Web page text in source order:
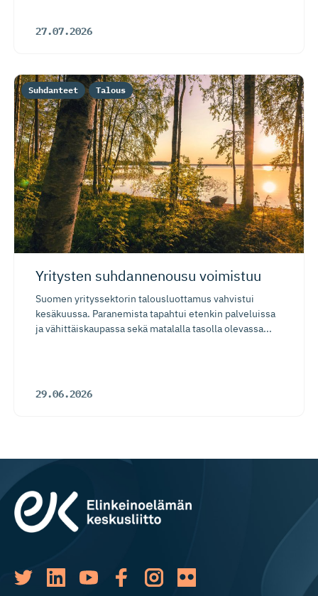
27.07.2026
Yritysten suhdannenousu voimistuu
Suomen yrityssektorin talousluottamus vahvistui
kesäkuussa. Paranemista tapahtui etenkin palveluissa
ja vähittäiskaupassa sekä matalalla tasolla olevassa...
29.06.2026
Suhdanteet Talous